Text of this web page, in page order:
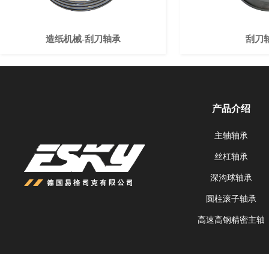
造纸机械-刮刀轴承 刮刀
产品介绍
主轴轴承
丝杠轴承
深沟球轴承
圆柱滚子轴承
高速高钢精密主轴